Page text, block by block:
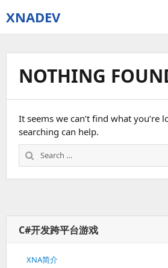
XNADEV
NOTHING
It seems we can’t find what you’re
searching can help.
Search
for:
C#开发跨平台游戏
XNA简介